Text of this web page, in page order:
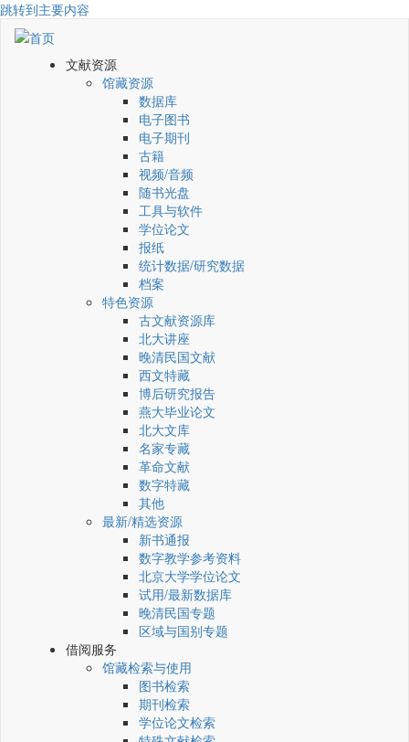
跳转到主要内容
文献资源
馆藏资源
数据库
电子图书
电子期刊
古籍
视频/音频
随书光盘
工具与软件
学位论文
报纸
统计数据/研究数据
档案
特色资源
古文献资源库
北大讲座
晚清民国文献
西文特藏
博后研究报告
燕大毕业论文
北大文库
名家专藏
革命文献
数字特藏
其他
最新/精选资源
新书通报
数字教学参考资料
北京大学学位论文
试用/最新数据库
晚清民国专题
区域与国别专题
借阅服务
馆藏检索与使用
图书检索
期刊检索
学位论文检索